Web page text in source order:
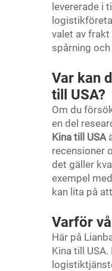
levererade i
valet av
spårning
Var kan
till USA?
Om du
en del
Kina till USA
recensioner
det gäller
exempel
kan lita på
Varför
Här på
Kina till